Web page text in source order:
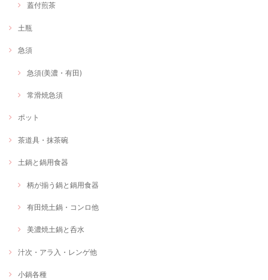
蓋付煎茶
土瓶
急須
急須(美濃・有田)
常滑焼急須
ポット
茶道具・抹茶碗
土鍋と鍋用食器
柄が揃う鍋と鍋用食器
有田焼土鍋・コンロ他
美濃焼土鍋と呑水
汁次・アラ入・レンゲ他
小鍋各種